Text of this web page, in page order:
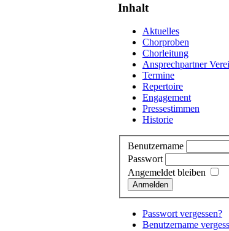
Inhalt
Aktuelles
Chorproben
Chorleitung
Ansprechpartner
Termine
Repertoire
Engagement
Pressestimmen
Historie
Benutzername
Passwort
Angemeldet bleiben
Anmelden
Passwort vergessen?
Benutzername